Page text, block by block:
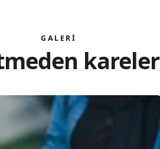
GALERI
kareler